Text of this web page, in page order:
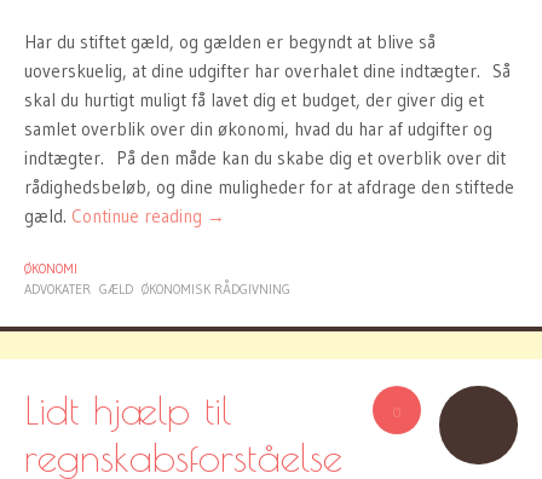
Har du stiftet gæld, og gælden er begyndt at blive så
uoverskuelig, at dine udgifter har overhalet dine indtægter. Så
skal du hurtigt muligt få lavet dig et budget, der giver dig et
samlet overblik over din økonomi, hvad du har af udgifter og
indtægter. På den måde kan du skabe dig et overblik over dit
rådighedsbeløb, og dine muligheder for at afdrage den stiftede
gæld. Continue reading →
ØKONOMI
ADVOKATER GÆLD ØKONOMISK RÅDGIVNING
0
Lidt hjælp til
regnskabsforståelse